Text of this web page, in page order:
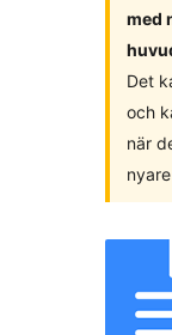
med
Det
och
när